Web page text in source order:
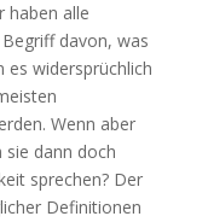
haben alle
davon, was
es widersprüchlich
Wenn aber
sie dann doch
sprechen? Der
Definitionen